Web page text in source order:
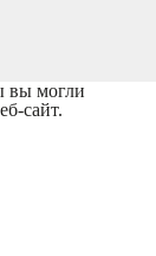
вы могли
сайт.